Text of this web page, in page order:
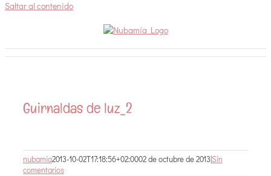
Saltar al contenido
Guirnaldas de luz_2
nubamia2013-10-02T17:18:56+02:0002 de octubre de 2013|Sin
comentarios